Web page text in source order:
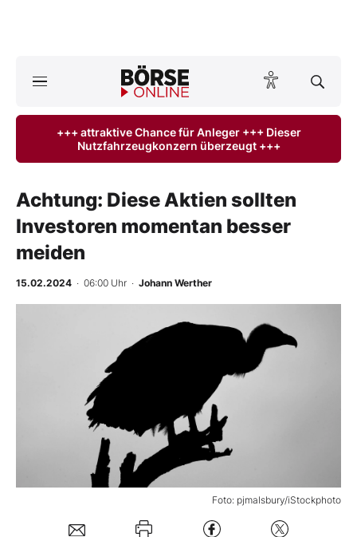
ktuelle Ausgabe BÖRSE ONLINE lesen
Anlageprodukte
Finanz-Check
BO-Musterdepots
Mein Konto
+++ attraktive Chance für Anleger +++ Dieser
Nutzfahrzeugkonzern überzeugt +++
Achtung: Diese Aktien sollten
Investoren momentan besser
meiden
15.02.2024 · 06:00 Uhr · Johann Werther
Foto: pjmalsbury/iStockphoto